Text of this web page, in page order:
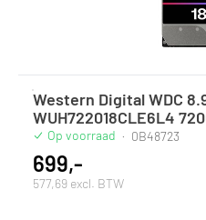
Western Digital WDC
WUH722018CLE6L4
Op voorraad · 0B48723
699,-
577,69 excl. BTW